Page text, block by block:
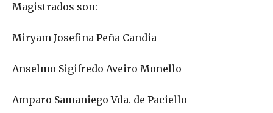
Magistrados son:
Miryam Josefina Peña Candia
Anselmo Sigifredo Aveiro Monello
Amparo Samaniego Vda. de Paciello